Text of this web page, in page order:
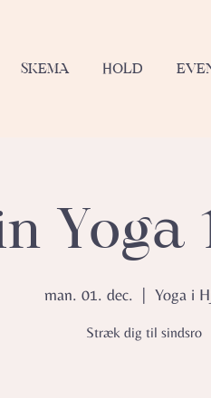
SKEMA HOLD
Yoga
man. 01. dec. Yoga i
Stræk dig til sindsro